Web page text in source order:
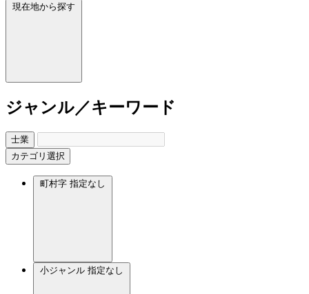
現在地から探す
ジャンル／キーワード
士業
カテゴリ選択
町村字 指定なし
小ジャンル 指定なし